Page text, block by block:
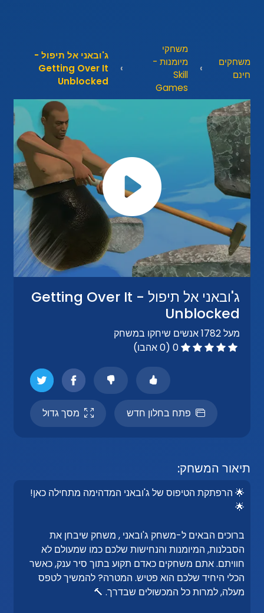
משחקים
חינם
משחקי
מיומנות -
Skill
Games
ג'ובאני אל תיפול -
Getting Over It
Unblocked
ג'ובאני אל תיפול - Getting Over It
Unblocked
מעל 1782 אנשים שיחקו במשחק
0 (0 אהבו)
פתח בחלון חדש מסך גדול
תיאור המשחק:
🌟 הרפתקת הטיפוס של ג'ובאני המדהימה מתחילה כאן!
🌟
ברוכים הבאים ל-משחק ג'ובאני , משחק שיבחן את
הסבלנות, המיומנות והנחישות שלכם כמו שמעולם לא
חוויתם. אתם משחקים כאדם תקוע בתוך סיר ענק, כאשר
הכלי היחיד שלכם הוא פטיש. המטרה? להמשיך לטפס
מעלה, למרות כל המכשולים שבדרך. 🔨